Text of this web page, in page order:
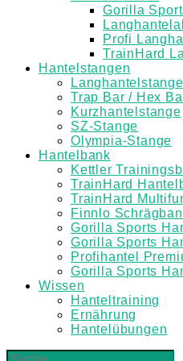
Gorilla
Profi
TrainHard
Hantelstangen
Trap Bar / Hex
Kurzhantelstange
SZ-Stange
Olympia-Stange
Hantelbank
Kettler
TrainHard
TrainHard
Finnlo
Gorilla Sports
Gorilla Sports
Profihantel
Gorilla Sports
Wissen
Hanteltraining
Ernährung
Hantelübungen